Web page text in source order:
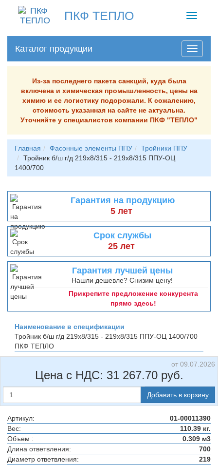
ПКФ ТЕПЛО
Toggle
Каталог продукции
Из-за последнего пакета санкций, куда была
включена и химическая промышленность, цены на
химию и ее логистику подорожали. К сожалению,
стоимость указанная на сайте не актуальна.
Уточняйте у специалистов компании ПКФ "ТЕПЛО"
Главная Фасонные элементы ППУ
Тройники ППУ
Тройник б/ш г/д 219х8/315 - 219х8/315 ППУ-ОЦ
1400/700
Гарантия на продукцию
5 лет
Срок службы
25 лет
Гарантия лучшей цены
Нашли дешевле? Снизим цену!
Прикрепите предложение конкурента
прямо здесь!
Наименование в спецификации
Тройник б/ш г/д 219х8/315 - 219х8/315 ППУ-ОЦ 1400/700
ПКФ ТЕПЛО
от 09.07.2026
Цена с НДС: 31 267.70руб.
Добавить в корзину
Артикул:
01-00011390
Вес:
110.39 кг.
Объем :
0.309 м3
Длина ответвления:
700
Диаметр ответвления:
219